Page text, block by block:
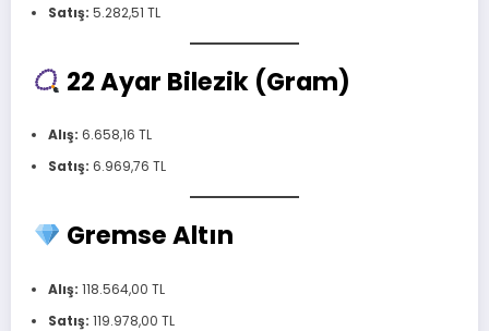
Satış: 5.282,51 TL
22 Ayar Bilezik (Gram)
Alış: 6.658,16 TL
Satış: 6.969,76 TL
Gremse Altın
Alış: 118.564,00 TL
Satış: 119.978,00 TL